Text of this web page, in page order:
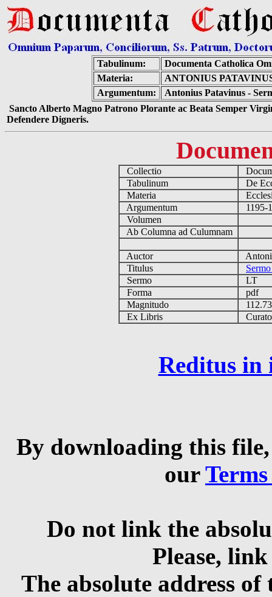
Tabulinum:
Documenta Catholica
Materia:
ANTONIUS
Argumentum:
Antonius Patavinus -
Sancto Alberto Magno Patrono Plorante ac Beata Semper
Defendere Digneris.
Collectio
Tabulinum
De
Materia
Argumentum
1195-
Volumen
Ab Columna ad Culumnam
Auctor
Titulus
Sermo
LT
Forma
pdf
Magnitudo
Ex Libris
Reditus in
By downloading this
our
Do not link the
Please,
The absolute address